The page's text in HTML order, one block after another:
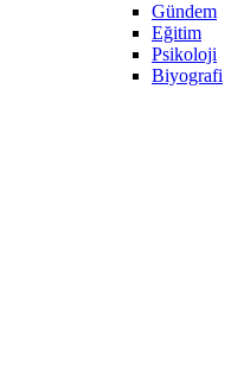
Gündem
Eğitim
Psikoloji
Biyografi